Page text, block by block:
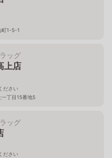
町1-5-1
ッグ
上店
ださい
一丁目15番地5
ッグ
ださい